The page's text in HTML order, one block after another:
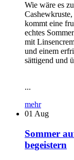
Wie wäre es
kommt eine
echtes
mit
und einem
sättigend und
...
mehr
01 Aug
Sommer
begeistern